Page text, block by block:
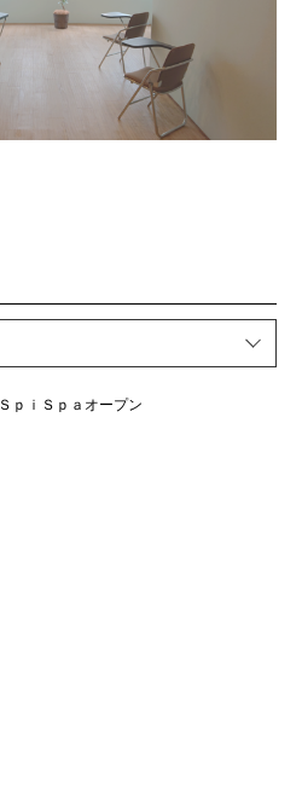
ＳｐｉＳｐａオープン